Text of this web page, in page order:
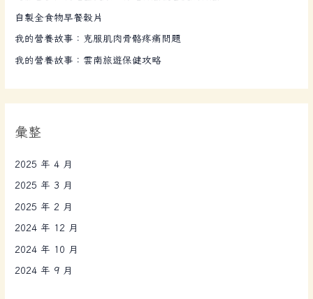
自製全食物早餐穀片
我的營養故事：克服肌肉骨骼疼痛問題
我的營養故事：雲南旅遊保健攻略
彙整
2025 年 4 月
2025 年 3 月
2025 年 2 月
2024 年 12 月
2024 年 10 月
2024 年 9 月